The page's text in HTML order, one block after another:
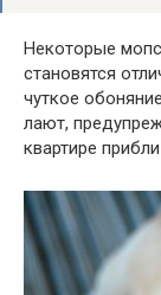
Некоторые
становятся
чуткое
лают,
квартире